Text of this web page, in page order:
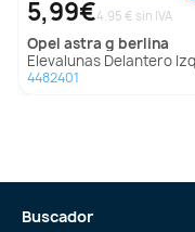
5,99€4.95 € sin IVA
opel astra g berlina
Elevalunas Delantero Izquierdo Para Opel Astra G Berlina
4482401
Buscador